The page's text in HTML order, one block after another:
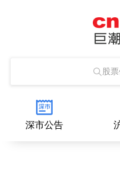
股
深市公告